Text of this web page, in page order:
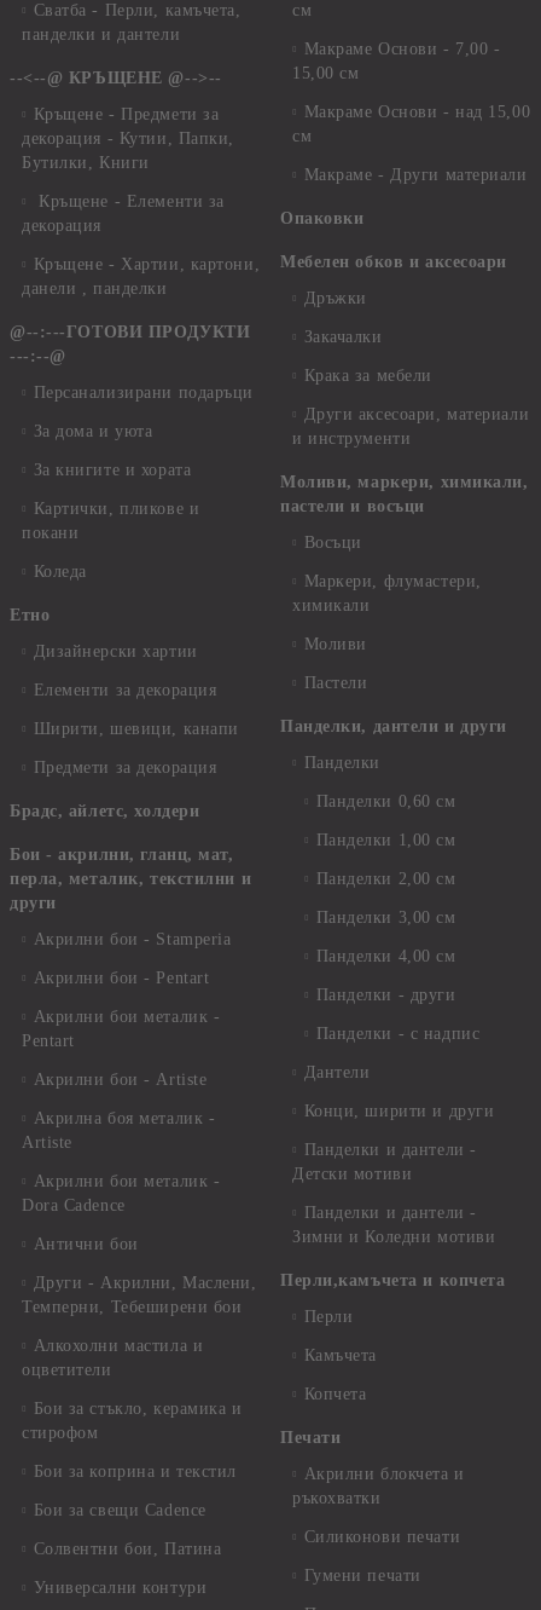
Сватба - Перли, камъчета,
панделки и дантели
--<--@ КРЪЩЕНЕ @-->--
Кръщене - Предмети за
декорация - Кутии, Папки,
Бутилки, Книги
Кръщене - Елементи за
декорация
Кръщене - Хартии, картони,
данели , панделки
@--:---ГОТОВИ ПРОДУКТИ
---:--@
Персанализирани подаръци
За дома и уюта
За книгите и хората
Картички, пликове и
покани
Коледа
Етно
Дизайнерски хартии
Елементи за декорация
Ширити, шевици, канапи
Предмети за декорация
Брадс, айлетс, холдери
Бои - акрилни, гланц, мат,
перла, металик, текстилни и
други
Акрилни бои - Stamperia
Акрилни бои - Pentart
Акрилни бои металик -
Pentart
Акрилни бои - Artiste
Акрилна боя металик -
Artiste
Акрилни бои металик -
Dora Cadence
Антични бои
Други - Акрилни, Маслени,
Темперни, Тебеширени бои
Алкохолни мастила и
оцветители
Бои за стъкло, керамика и
стирофом
Бои за коприна и текстил
Бои за свещи Cadence
Солвентни бои, Патина
Универсални контури
см
Макраме Основи - 7,00 -
15,00 см
Макраме Основи - над 15,00
см
Макраме - Други материали
Опаковки
Мебелен обков и аксесоари
Дръжки
Закачалки
Крака за мебели
Други аксесоари, материали
и инструменти
Моливи, маркери, химикали,
пастели и восъци
Восъци
Маркери, флумастери,
химикали
Моливи
Пастели
Панделки, дантели и други
Панделки
Панделки 0,60 см
Панделки 1,00 см
Панделки 2,00 см
Панделки 3,00 см
Панделки 4,00 см
Панделки - други
Панделки - с надпис
Дантели
Конци, ширити и други
Панделки и дантели -
Детски мотиви
Панделки и дантели -
Зимни и Коледни мотиви
Перли,камъчета и копчета
Перли
Камъчета
Копчета
Печати
Акрилни блокчета и
ръкохватки
Силиконови печати
Гумени печати